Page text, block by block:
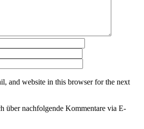
and website in this browser for the next
über nachfolgende Kommentare via E-